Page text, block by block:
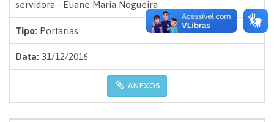
servidora - Eliane Maria Nogueira
Tipo:Portarias
Data:31/12/2016
ANEXOS